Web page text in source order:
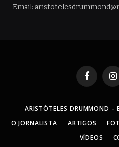
Email:
Facebook
ARISTÓTELES DRUMMOND –
O JORNALISTA
ARTIGOS
VÍDEOS